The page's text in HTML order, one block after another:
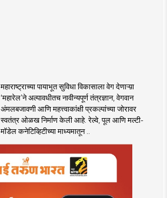
महाराष्ट्राच्या पायाभूत सुविधा विकासाला वेग देणाऱ्य़ा
‘महारेल’ने अल्पावधीतच नावीन्यपूर्ण तंत्रज्ञान, वेगवान
अंमलबजावणी आणि महत्त्वाकांक्षी प्रकल्पांच्या जोरावर
स्वतंत्र ओळख निर्माण केली आहे. रेल्वे, पूल आणि मल्टी-
मॉडेल कनेटिव्हिटीच्या माध्यमातून ..